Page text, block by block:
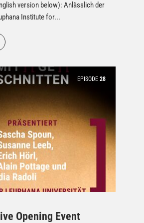
version below): Anlässlich der
Institute for...
EPISODE 28
Opening Event